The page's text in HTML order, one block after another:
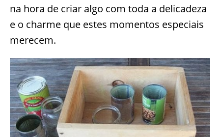
na hora de criar algo com toda a delicadeza
e o charme que estes momentos especiais
merecem.